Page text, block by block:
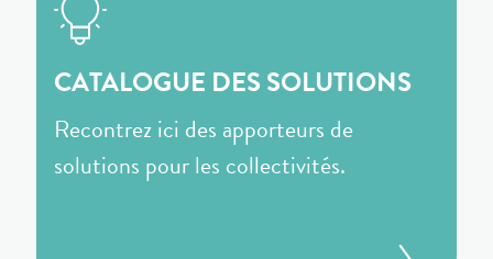
CATALOGUE DES SOLUTIONS
Recontrez ici des apporteurs de
solutions pour les collectivités.